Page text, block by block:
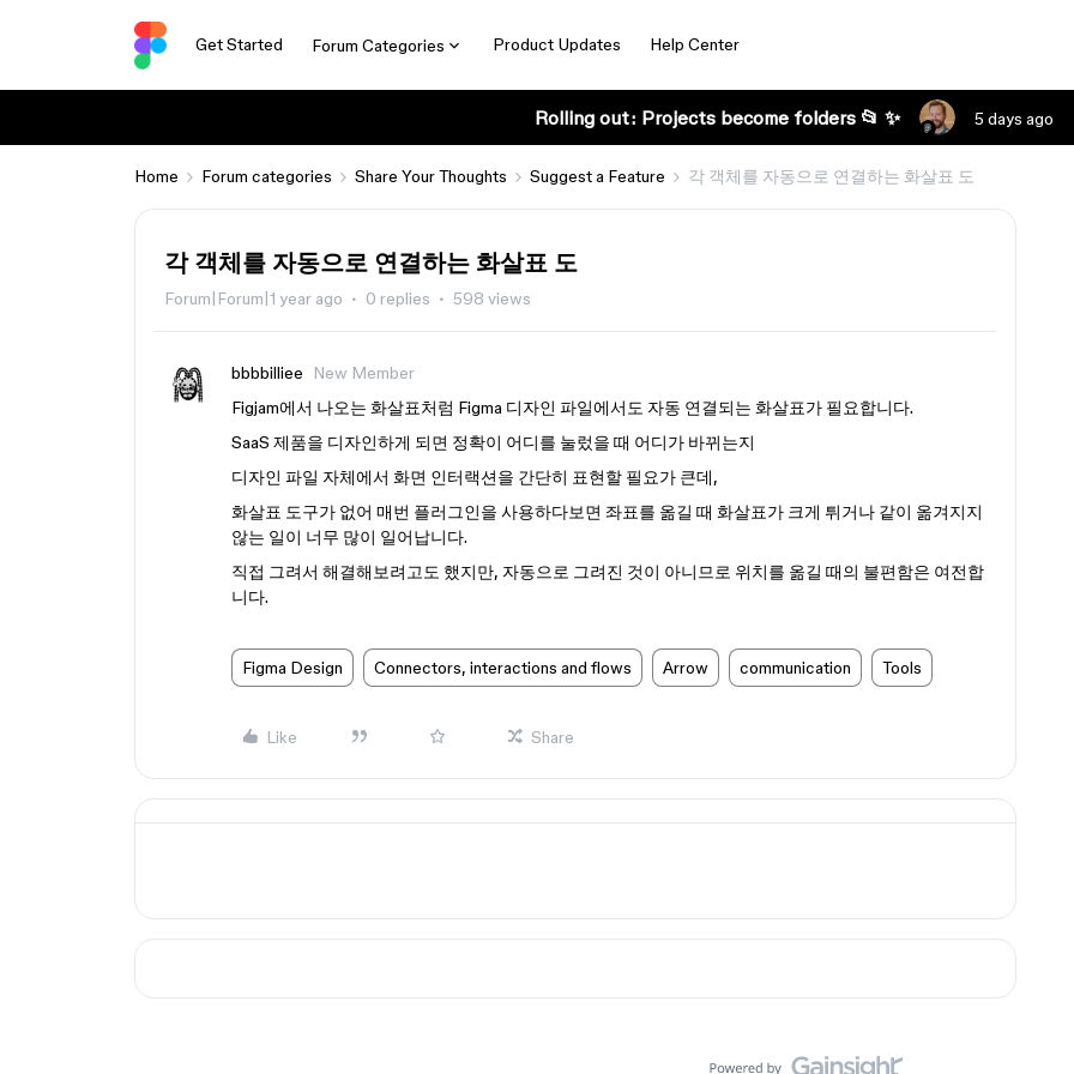
Get Started Forum Categories Product Updates Help Center
Rolling out: Projects become folders 📂 ✨ 5 days ago
Home Forum categories Share Your Thoughts Suggest a Feature 각 객체를 자동으로 연결하는 화살표 도
각 객체를 자동으로 연결하는 화살표 도
Forum|Forum|1 year ago 0 replies 598 views
bbbbilliee
New Member
Figjam에서 나오는 화살표처럼 Figma 디자인 파일에서도 자동 연결되는 화살표가 필요합니다.
SaaS 제품을 디자인하게 되면 정확이 어디를 눌렀을 때 어디가 바뀌는지
디자인 파일 자체에서 화면 인터랙션을 간단히 표현할 필요가 큰데,
화살표 도구가 없어 매번 플러그인을 사용하다보면 좌표를 옮길 때 화살표가 크게 튀거나 같이 옮겨지지
않는 일이 너무 많이 일어납니다.
직접 그려서 해결해보려고도 했지만, 자동으로 그려진 것이 아니므로 위치를 옮길 때의 불편함은 여전합
니다.
Figma Design Connectors, interactions and flows Arrow communication Tools
Like Share